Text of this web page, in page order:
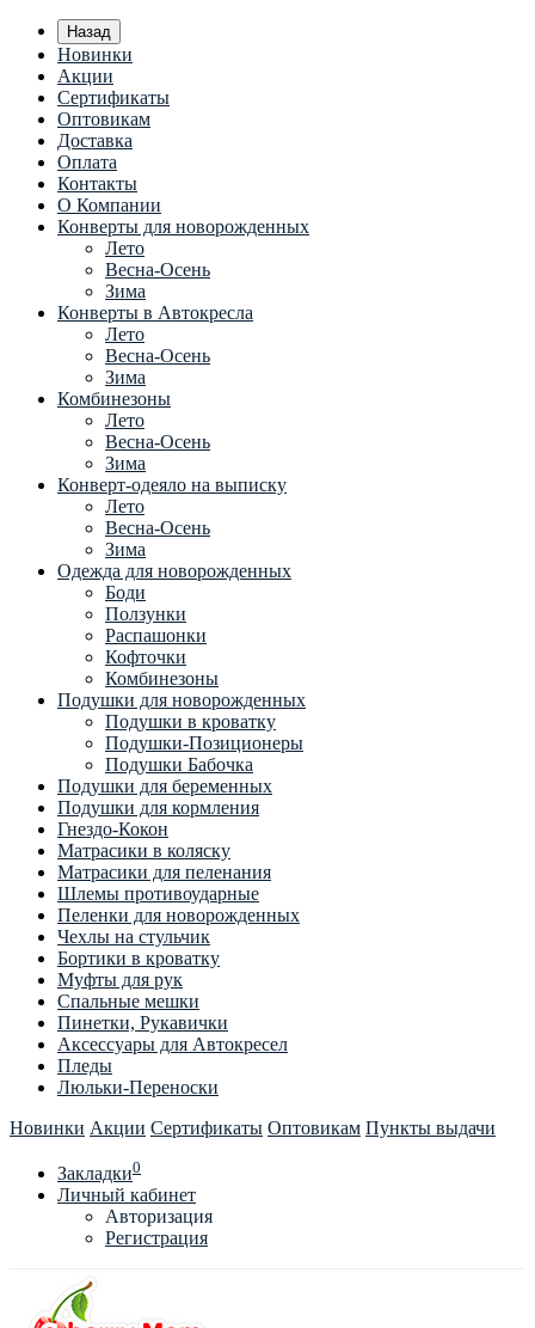
Назад
Новинки
Акции
Сертификаты
Оптовикам
Доставка
Оплата
Контакты
О Компании
Конверты для новорожденных
Лето
Весна-Осень
Зима
Конверты в Автокресла
Лето
Весна-Осень
Зима
Комбинезоны
Лето
Весна-Осень
Зима
Конверт-одеяло на выписку
Лето
Весна-Осень
Зима
Одежда для новорожденных
Боди
Ползунки
Распашонки
Кофточки
Комбинезоны
Подушки для новорожденных
Подушки в кроватку
Подушки-Позиционеры
Подушки Бабочка
Подушки для беременных
Подушки для кормления
Гнездо-Кокон
Матрасики в коляску
Матрасики для пеленания
Шлемы противоударные
Пеленки для новорожденных
Чехлы на стульчик
Бортики в кроватку
Муфты для рук
Спальные мешки
Пинетки, Рукавички
Аксессуары для Автокресел
Пледы
Люльки-Переноски
Новинки Акции Сертификаты Оптовикам Пункты выдачи
Закладки0
Личный кабинет
Авторизация
Регистрация